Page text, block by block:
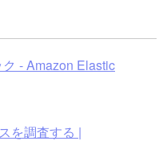
- Amazon Elastic
を調査する |